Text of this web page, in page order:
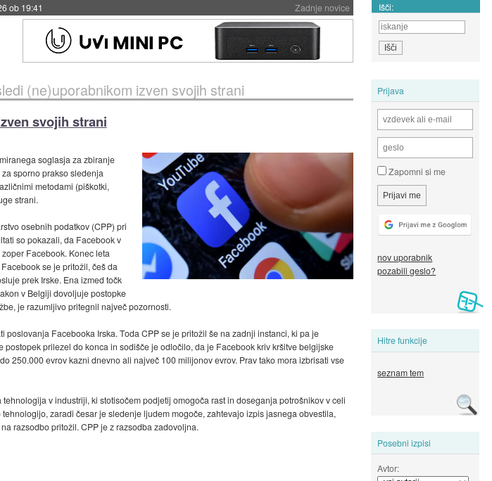
Zadnje novice
ob 19:41 Išči:
Prijava
Zapomni si me
nov uporabnik
pozabili geslo?
Hitre funkcije
seznam tem
Posebni izpisi
Avtor:
(ne)uporabnikom izven svojih strani
svojih strani
soglasja za zbiranje
sporno prakso sledenja
metodami (piškotki,
strani.
osebnih podatkov (CPP) pri
so pokazali, da Facebook v
Facebook. Konec leta
se je pritožil, češ da
prek Irske. Ena izmed točk
v Belgiji dovoljuje postopke
je razumljivo pritegnil največ pozornosti.
Facebooka Irska. Toda CPP se je pritožil še na zadnji instanci, ki pa je
prilezel do konca in sodišče je odločilo, da je Facebook kriv kršitve belgijske
250.000 evrov kazni dnevno ali največ 100 milijonov evrov. Prav tako mora izbrisati vse
v industriji, ki stotisočem podjetij omogoča rast in doseganja potrošnikov v celi
zaradi česar je sledenje ljudem mogoče, zahtevajo izpis jasnega obvestila,
razsodbo pritožil. CPP je z razsodba zadovoljna.